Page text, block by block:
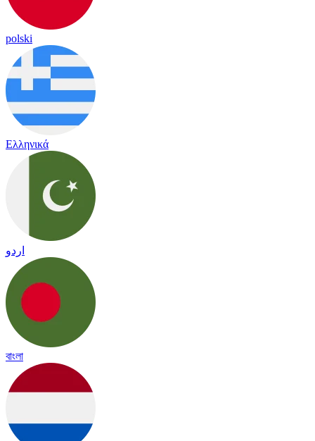
polski
Ελληνικά
اردو
বাংলা